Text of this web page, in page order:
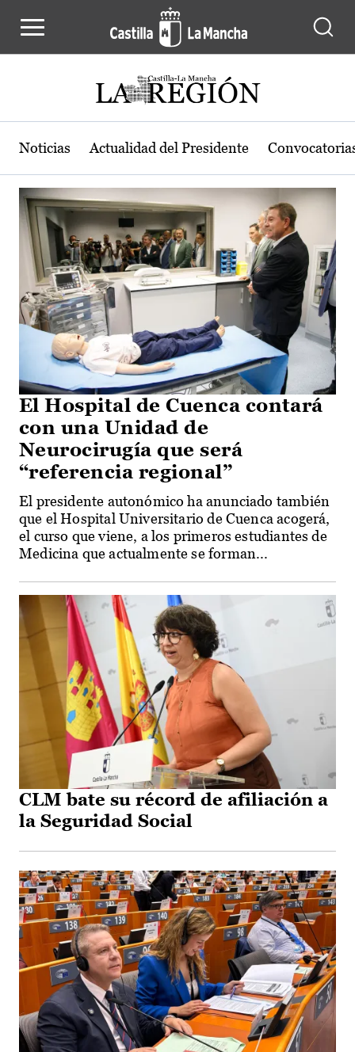
Actualidad de la región de Castilla-
Noticias Actualidad del Presidente
El Hospital de Cuenca contará
con una Unidad de
Neurocirugía que será
“referencia regional”
El presidente autonómico ha anunciado también
que el Hospital Universitario de Cuenca acogerá,
el curso que viene, a los primeros estudiantes de
Medicina que actualmente se forman...
CLM bate su récord de afiliación a
la Seguridad Social